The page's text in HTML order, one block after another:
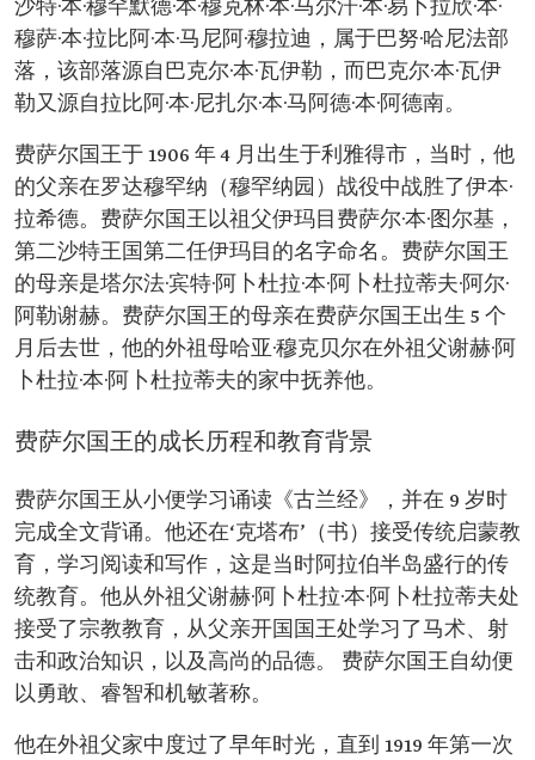
一次世界大战胜利的庆祝活动。 1924 年，在利雅
得代表沙特阿拉伯王国发表第一份官方政治声
明，题为"为了真理与历史"。
1932 年，代表父亲签署法令，宣布汉志和内志统
一为一个国家，即沙特阿拉伯王国。
外交部大臣：1930 年。 代理人委员会主席：1932
年。
王储和副首相：
1953 年。
成就：
建立了第一个最高教育组织，即"教育政策高级
委员会 "。
为了维护沙特政府的利益，成功让沙特阿美同意
持股 25% 的原则。 为钢铁工厂奠基。
建设专门军事城。
以费萨尔·本·阿卜杜勒-阿齐兹国王命名的实体：
费萨尔国王学术与伊斯兰研究中心。
沙特·本·穆罕默德·本·穆克林·本·马尔汗·本·易卜拉欣·本·
穆萨·本·拉比阿·本·马尼阿·穆拉迪，属于巴努·哈尼法部
落，该部落源自巴克尔·本·瓦伊勒，而巴克尔·本·瓦伊
勒又源自拉比阿·本·尼扎尔·本·马阿德·本·阿德南。
费萨尔国王于 1906 年 4 月出生于利雅得市，当时，他
的父亲在罗达穆罕纳（穆罕纳园）战役中战胜了伊本·
拉希德。费萨尔国王以祖父伊玛目费萨尔·本·图尔基，
第二沙特王国第二任伊玛目的名字命名。费萨尔国王
的母亲是塔尔法·宾特·阿卜杜拉·本·阿卜杜拉蒂夫·阿尔·
阿勒谢赫。费萨尔国王的母亲在费萨尔国王出生 5 个
月后去世，他的外祖母哈亚·穆克贝尔在外祖父谢赫·阿
卜杜拉·本·阿卜杜拉蒂夫的家中抚养他。
费萨尔国王的成长历程和教育背景
费萨尔国王从小便学习诵读《古兰经》，并在 9 岁时
完成全文背诵。他还在‘克塔布’（书）接受传统启蒙教
育，学习阅读和写作，这是当时阿拉伯半岛盛行的传
统教育。他从外祖父谢赫·阿卜杜拉·本·阿卜杜拉蒂夫处
接受了宗教教育，从父亲开国国王处学习了马术、射
击和政治知识，以及高尚的品德。 费萨尔国王自幼便
以勇敢、睿智和机敏著称。
他在外祖父家中度过了早年时光，直到 1919 年第一次